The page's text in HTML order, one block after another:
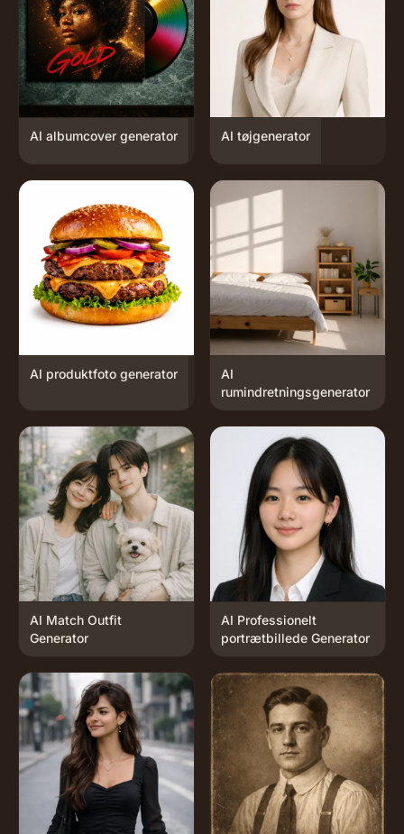
AI albumcover generator AI tøjgenerator
AI produktfoto generator
AI
rumindretningsgenerator
AI Match Outfit
Generator
AI Professionelt
portrætbillede Generator